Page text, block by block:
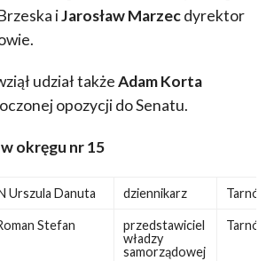
iJarosław Marzecdyrektor
udział takżeAdam Korta
opozycji do Senatu.
okręgu nr 15
Urszula Danuta dziennikarz Tarnów
Stefan
przedstawiciel
władzy
samorządowej
Tarnów